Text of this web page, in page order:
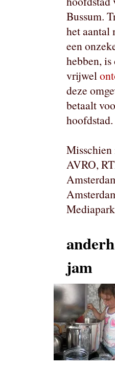
Bussum.
het aantal
een
hebben,
vrijwel
deze
betaalt
hoofdstad.
Misschien
AVRO,
jam